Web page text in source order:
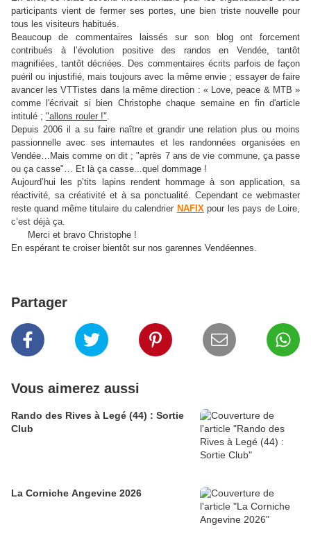
participants vient de fermer ses portes, une bien triste nouvelle pour
tous les visiteurs habitués.
Beaucoup de commentaires laissés sur son blog ont forcement
contribués à l’évolution positive des randos en Vendée, tantôt
magnifiées, tantôt décriées. Des commentaires écrits parfois de façon
puéril ou injustifié, mais toujours avec la même envie ; essayer de faire
avancer les VTTistes dans la même direction : « Love, peace & MTB »
comme l'écrivait si bien Christophe chaque semaine en fin d'article
intitulé ; "allons rouler !".
Depuis 2006 il a su faire naître et grandir une relation plus ou moins
passionnelle avec ses internautes et les randonnées organisées en
Vendée…Mais comme on dit ; "après 7 ans de vie commune, ça passe
ou ça casse"… Et là ça casse...quel dommage !
Aujourd’hui les p’tits lapins rendent hommage à son application, sa
réactivité, sa créativité et à sa ponctualité. Cependant ce webmaster
reste quand même titulaire du calendrier NAFIXpour les pays de Loire,
c’est déjà ça.
Merci et bravo Christophe !
En espérant te croiser bientôt sur nos garennes Vendéennes.
Partager
Vous aimerez aussi
Rando des Rives à Legé (44) : Sortie
Club
La Corniche Angevine 2026